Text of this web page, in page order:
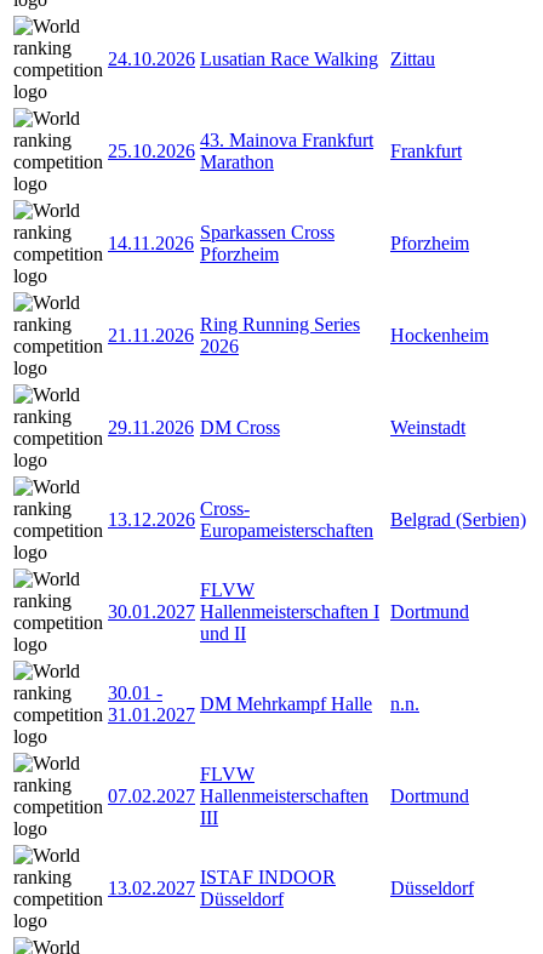
24.10.2026 Lusatian Race Walking Zittau
25.10.2026
43. Mainova Frankfurt
Marathon
Frankfurt
14.11.2026
Sparkassen Cross
Pforzheim
Pforzheim
21.11.2026
Ring Running Series
2026
Hockenheim
29.11.2026 DM Cross Weinstadt
13.12.2026
Cross-
Europameisterschaften
Belgrad (Serbien)
30.01.2027
FLVW
Hallenmeisterschaften I
und II
Dortmund
30.01 -
31.01.2027
DM Mehrkampf Halle n.n.
07.02.2027
FLVW
Hallenmeisterschaften
III
Dortmund
13.02.2027
ISTAF INDOOR
Düsseldorf
Düsseldorf